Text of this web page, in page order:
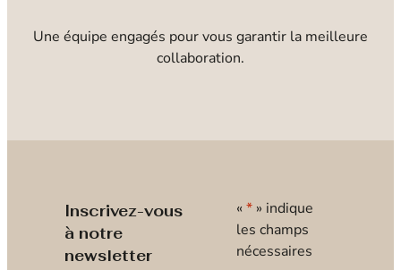
Une équipe engagés pour vous garantir la meilleure
collaboration.
Inscrivez-vous
à notre
newsletter
« * » indique
les champs
nécessaires